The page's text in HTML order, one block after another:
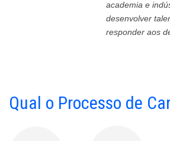
academia e
desenvolver
responder aos
Qual o Processo de